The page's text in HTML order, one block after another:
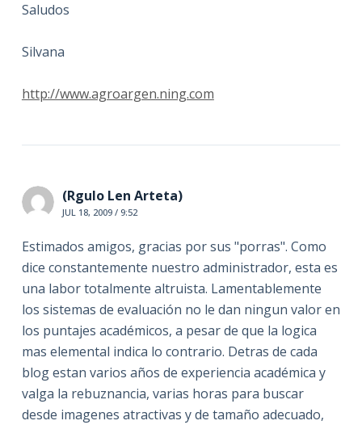
Saludos
Silvana
http://www.agroargen.ning.com
(Rgulo Len Arteta)
JUL 18, 2009 / 9:52
Estimados amigos, gracias por sus "porras". Como
dice constantemente nuestro administrador, esta es
una labor totalmente altruista. Lamentablemente
los sistemas de evaluación no le dan ningun valor en
los puntajes académicos, a pesar de que la logica
mas elemental indica lo contrario. Detras de cada
blog estan varios años de experiencia académica y
valga la rebuznancia, varias horas para buscar
desde imagenes atractivas y de tamaño adecuado,